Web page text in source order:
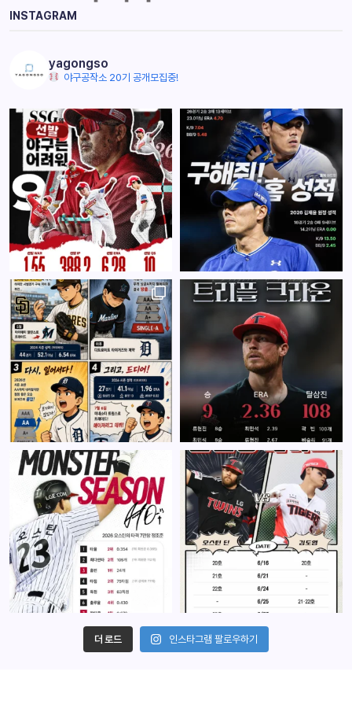
INSTAGRAM
yagongso
야구공작소 20기 공개모집중!
더 로드 인스타그램 팔로우하기